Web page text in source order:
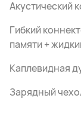
Акустический
Гибкий
памяти +
Каплевидная
Зарядный